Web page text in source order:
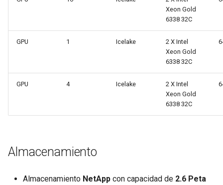
Xeon Gold
6338 32C
GPU 1 Icelake
2 X Intel
Xeon Gold
6338 32C
GPU 4 Icelake
2 X Intel
Xeon Gold
6338 32C
Almacenamiento
Almacenamiento NetApp con capacidad de 2.6 Peta